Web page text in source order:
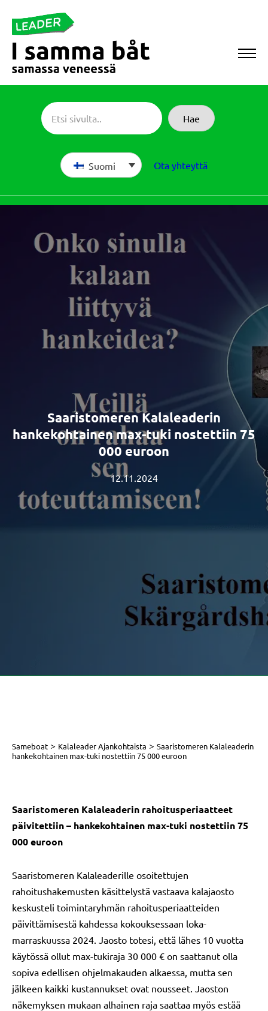
suoraan
sisältöön
Sameboat
Hae
Ota yhteyttä
Suomi
Saaristomeren Kalaleaderin
hankekohtainen max-tuki nostettiin 75
000 euroon
12.11.2024
Sameboat > Kalaleader Ajankohtaista > Saaristomeren Kalaleaderin
hankekohtainen max-tuki nostettiin 75 000 euroon
Saaristomeren Kalaleaderin rahoitusperiaatteet
päivitettiin – hankekohtainen max-tuki nostettiin 75
000 euroon
Saaristomeren Kalaleaderille osoitettujen
rahoitushakemusten käsittelystä vastaava kalajaosto
keskusteli toimintaryhmän rahoitusperiaatteiden
päivittämisestä kahdessa kokouksessaan loka-
marraskuussa 2024. Jaosto totesi, että lähes 10 vuotta
käytössä ollut max-tukiraja 30 000 € on saattanut olla
sopiva edellisen ohjelmakauden alkaessa, mutta sen
jälkeen kaikki kustannukset ovat nousseet. Jaoston
näkemyksen mukaan alhainen raja saattaa myös estää